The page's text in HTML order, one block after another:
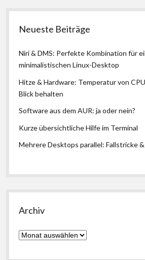
Neueste Beiträge
Niri & DMS: Perfekte Kombination für
minimalistischen Linux-Desktop
Hitze & Hardware: Temperatur von
Blick behalten
Software aus dem AUR: ja oder nein?
Kurze übersichtliche Hilfe im Terminal
Mehrere Desktops parallel: Fallstricke
Archiv
Archiv